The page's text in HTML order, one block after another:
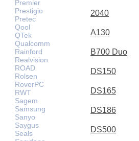
Premier
Prestigio
Pretec
Qool
QTek
Qualcomm
Rainford
Realvision
ROAD
Rolsen
RoverPC
RWT
Sagem
Samsung
Sanyo
Saygus
Seals
2040
A130
B700 Duo
DS150
DS165
DS186
DS500